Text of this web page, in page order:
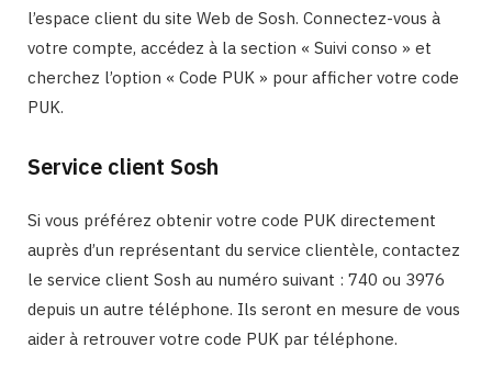
l’espace client du site Web de Sosh. Connectez-vous à
votre compte, accédez à la section « Suivi conso » et
cherchez l’option « Code PUK » pour afficher votre code
PUK.
Service client Sosh
Si vous préférez obtenir votre code PUK directement
auprès d’un représentant du service clientèle, contactez
le service client Sosh au numéro suivant : 740 ou 3976
depuis un autre téléphone. Ils seront en mesure de vous
aider à retrouver votre code PUK par téléphone.